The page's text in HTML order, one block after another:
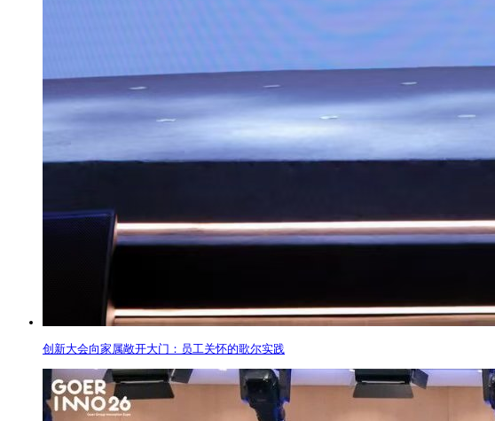
创新大会向家属敞开大门：员工关怀的歌尔实践